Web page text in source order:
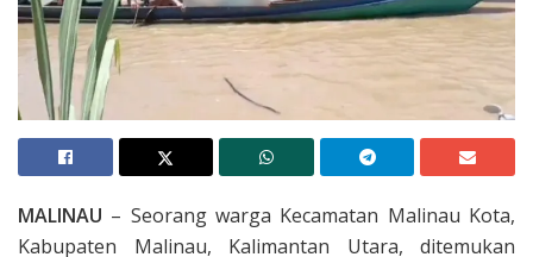
MALINAU – Seorang warga Kecamatan Malinau Kota,
Kabupaten Malinau, Kalimantan Utara, ditemukan